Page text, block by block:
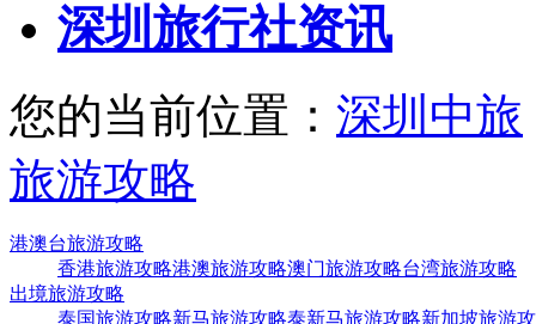
深圳旅行社资讯
您的当前位置： 深圳中旅
旅游攻略
港澳台旅游攻略
香港旅游攻略港澳旅游攻略澳门旅游攻略台湾旅游攻略
出境旅游攻略
泰国旅游攻略新马旅游攻略泰新马旅游攻略新加坡旅游